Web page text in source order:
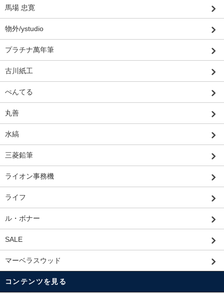
馬場 忠寛
物外/ystudio
プラチナ萬年筆
古川紙工
ぺんてる
丸善
水縞
三菱鉛筆
ライオン事務機
ライフ
ル・ボナー
SALE
マーベラスウッド
コンテンツを見る